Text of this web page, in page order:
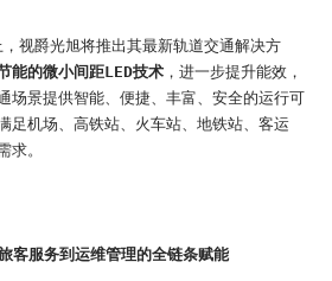
视爵光旭将推出其最新轨道交通解决方
能的微小间距LED技术 ，进一步提升能效，
场景提供智能、便捷、丰富、安全的运行可
足机场、高铁站、火车站、地铁站、客运
求。
客服务到运维管理的全链条赋能